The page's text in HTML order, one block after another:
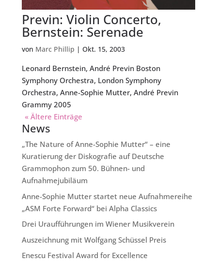
Previn: Violin Concerto,
Bernstein: Serenade
von Marc Phillip | Okt. 15, 2003
Leonard Bernstein, André Previn Boston
Symphony Orchestra, London Symphony
Orchestra, Anne-Sophie Mutter, André Previn
Grammy 2005
« Ältere Einträge
News
„The Nature of Anne-Sophie Mutter“ – eine
Kuratierung der Diskografie auf Deutsche
Grammophon zum 50. Bühnen- und
Aufnahmejubiläum
Anne-Sophie Mutter startet neue Aufnahmereihe
„ASM Forte Forward“ bei Alpha Classics
Drei Uraufführungen im Wiener Musikverein
Auszeichnung mit Wolfgang Schüssel Preis
Enescu Festival Award for Excellence